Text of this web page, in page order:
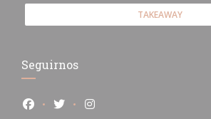
TAKEAWAY
Seguirnos
Facebook ((abre en una nueva
Twitter ((abre en una nueva
Instagram ((abre en